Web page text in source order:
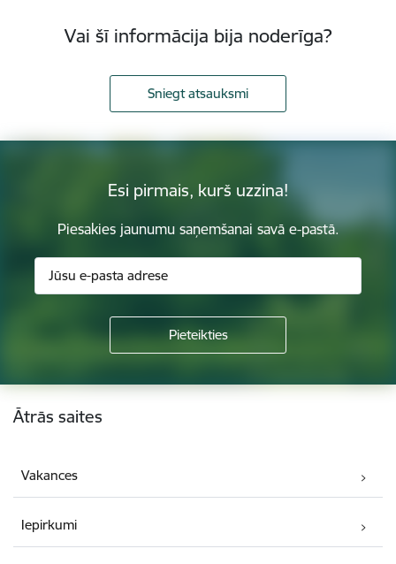
Vai šī informācija bija noderīga?
Sniegt atsauksmi
Esi pirmais, kurš uzzina!
Piesakies jaunumu saņemšanai savā e-pastā.
Kājene
Ātrās saites
Vakances
Iepirkumi